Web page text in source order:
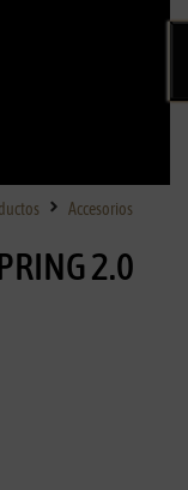
Accesorios
2.0